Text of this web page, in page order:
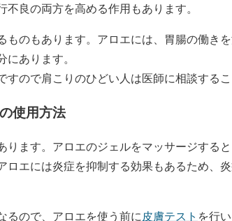
良の両方を高める作用もあります。
ものもあります。アロエには、胃腸の働き
あります。
ので肩こりのひどい人は医師に相談するこ
使用方法
ります。アロエのジェルをマッサージする
ロエには炎症を抑制する効果もあるため、
るので、アロエを使う前に皮膚テスト を行